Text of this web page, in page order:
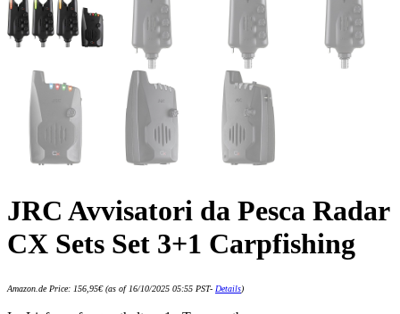
JRC Avvisatori da Pesca Radar
CX Sets Set 3+1 Carpfishing
Amazon.de Price: 156,95€(as of 16/10/2025 05:55 PST- Details)